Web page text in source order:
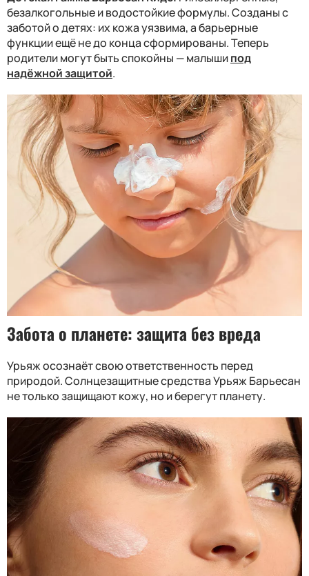
безалкогольные и водостойкие формулы. Созданы с
заботой о детях: их кожа уязвима, а барьерные
функции ещё не до конца сформированы. Теперь
родители могут быть спокойны — малышипод
надёжной защитой.
Забота о планете: защита без вреда
Урьяж осознаёт свою ответственность перед
природой. Солнцезащитные средства Урьяж Барьесан
не только защищают кожу, но и берегут планету.